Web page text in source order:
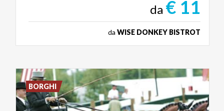
da € 11
da WISE DONKEY BISTROT
BORGHI